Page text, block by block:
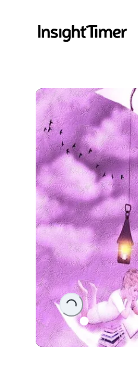
Loading...